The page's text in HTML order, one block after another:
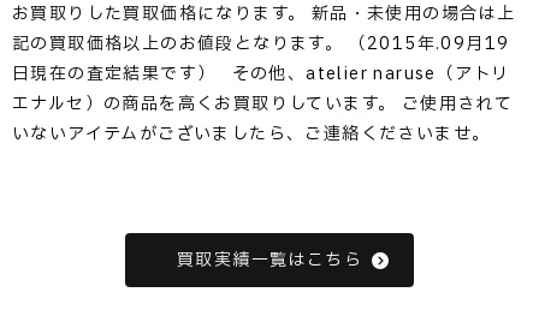
お買取りした買取価格になります。 新品・未使用の場合は上
記の買取価格以上のお値段となります。 （2015年.09月19
日現在の査定結果です） その他、atelier naruse（アトリ
エナルセ）の商品を高くお買取りしています。 ご使用されて
いないアイテムがございましたら、ご連絡くださいませ。
買取実績一覧はこちら